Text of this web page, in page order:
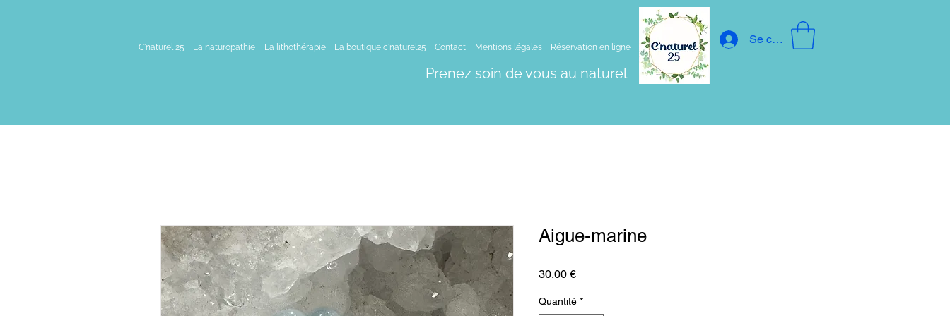
C'naturel 25 La naturopathie La lithothérapie La boutique c'naturel25 Contact Mentions légales Réservation en ligne
Prenez soin de vous au naturel
Se connecter
Aigue-marine
30,00 €Prix
Quantité *